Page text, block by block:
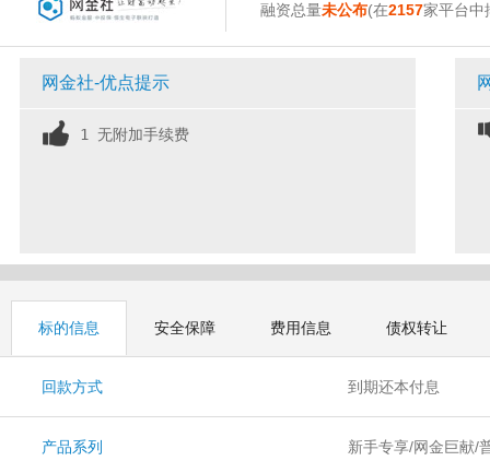
融资总量未公布(在2157家平台中
网金社-优点提示
1 无附加手续费
标的信息 安全保障 费用信息 债权转让
回款方式 到期还本付息
产品系列 新手专享/网金巨献/